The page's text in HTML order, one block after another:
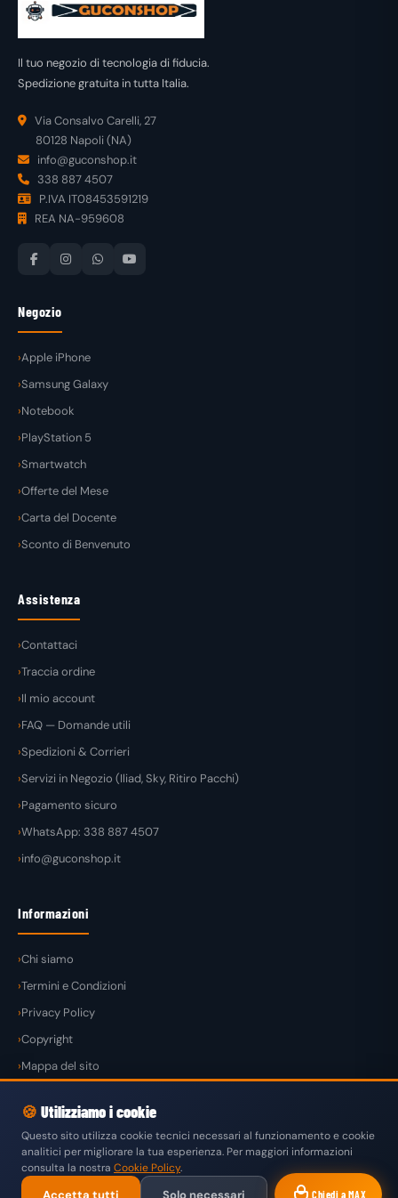
Il tuo negozio di tecnologia di fiducia.
Spedizione gratuita in tutta Italia.
Via Consalvo Carelli, 27
80128 Napoli (NA)
info@guconshop.it
338 887 4507
P.IVA IT08453591219
REA NA-959608
Negozio
Apple iPhone
Samsung Galaxy
Notebook
PlayStation 5
Smartwatch
Offerte del Mese
Carta del Docente
Sconto di Benvenuto
Assistenza
Contattaci
Traccia ordine
Il mio account
FAQ — Domande utili
Spedizioni & Corrieri
Servizi in Negozio (Iliad, Sky, Ritiro Pacchi)
Pagamento sicuro
WhatsApp: 338 887 4507
info@guconshop.it
Informazioni
Chi siamo
Termini e Condizioni
Privacy Policy
Copyright
Mappa del sito
© 2026 GuconShopdi Guglielmo Conte — Tutti i diritti riservati.
VISA MASTERCARD PAYPAL KLARNA SATISPAY
Chiedi a MAX
🍪 Utilizziamo i cookie
Questo sito utilizza cookie tecnici necessari al funzionamento e cookie
analitici per migliorare la tua esperienza. Per maggiori informazioni
consulta la nostra Cookie Policy.
Accetta tutti Solo necessari